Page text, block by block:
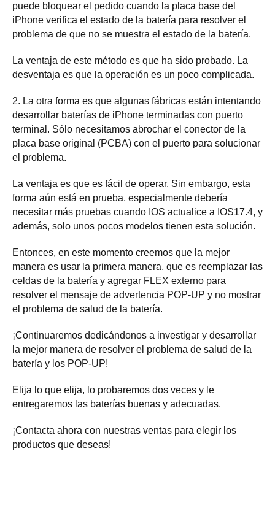
puede bloquear el pedido cuando la placa base del
iPhone verifica el estado de la batería para resolver el
problema de que no se muestra el estado de la batería.
La ventaja de este método es que ha sido probado. La
desventaja es que la operación es un poco complicada.
2. La otra forma es que algunas fábricas están intentando
desarrollar baterías de iPhone terminadas con puerto
terminal. Sólo necesitamos abrochar el conector de la
placa base original (PCBA) con el puerto para solucionar
el problema.
La ventaja es que es fácil de operar. Sin embargo, esta
forma aún está en prueba, especialmente debería
necesitar más pruebas cuando IOS actualice a IOS17.4, y
además, solo unos pocos modelos tienen esta solución.
Entonces, en este momento creemos que la mejor
manera es usar la primera manera, que es reemplazar las
celdas de la batería y agregar FLEX externo para
resolver el mensaje de advertencia POP-UP y no mostrar
el problema de salud de la batería.
¡Continuaremos dedicándonos a investigar y desarrollar
la mejor manera de resolver el problema de salud de la
batería y los POP-UP!
Elija lo que elija, lo probaremos dos veces y le
entregaremos las baterías buenas y adecuadas.
¡Contacta ahora con nuestras ventas para elegir los
productos que deseas!